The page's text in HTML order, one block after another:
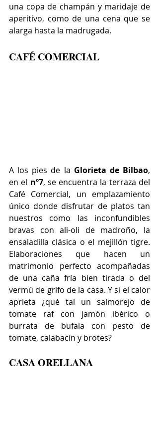
una copa de champán y maridaje de
aperitivo, como de una cena que se
alarga hasta la madrugada.
CAFÉ COMERCIAL
A los pies de la Glorieta de Bilbao,
en el nº7, se encuentra la terraza del
Café Comercial, un emplazamiento
único donde disfrutar de platos tan
nuestros como las inconfundibles
bravas con ali-oli de madroño, la
ensaladilla clásica o el mejillón tigre.
Elaboraciones que hacen un
matrimonio perfecto acompañadas
de una caña fría bien tirada o del
vermú de grifo de la casa. Y si el calor
aprieta ¿qué tal un salmorejo de
tomate raf con jamón ibérico o
burrata de bufala con pesto de
tomate, calabacín y brotes?
CASA ORELLANA